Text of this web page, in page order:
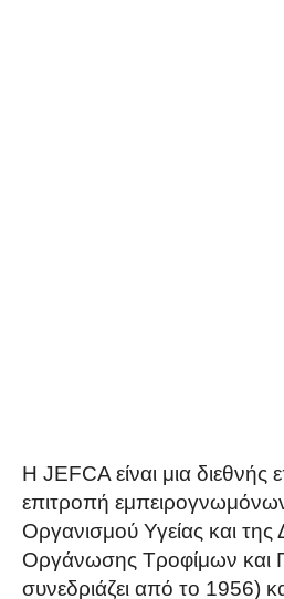
Η JEFCA είναι μια διεθνής
επιτροπή
Οργανισμού Υγείας και της
Οργάνωσης Τροφίμων και
συνεδριάζει από το 1956)